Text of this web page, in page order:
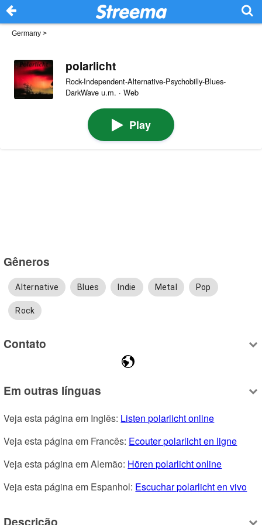
Germany >
polarlicht
Rock-Independent-Alternative-Psychobilly-Blues-
DarkWave u.m. · Web
Play
Gêneros
Alternative Blues Indie Metal Pop
Rock
Contato
Em outras línguas
Veja esta página em Inglês: Listen polarlicht online
Veja esta página em Francês: Ecouter polarlicht en ligne
Veja esta página em Alemão: Hören polarlicht online
Veja esta página em Espanhol: Escuchar polarlicht en vivo
Descrição